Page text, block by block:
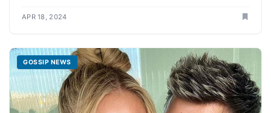
APR 18, 2024
GOSSIP NEWS